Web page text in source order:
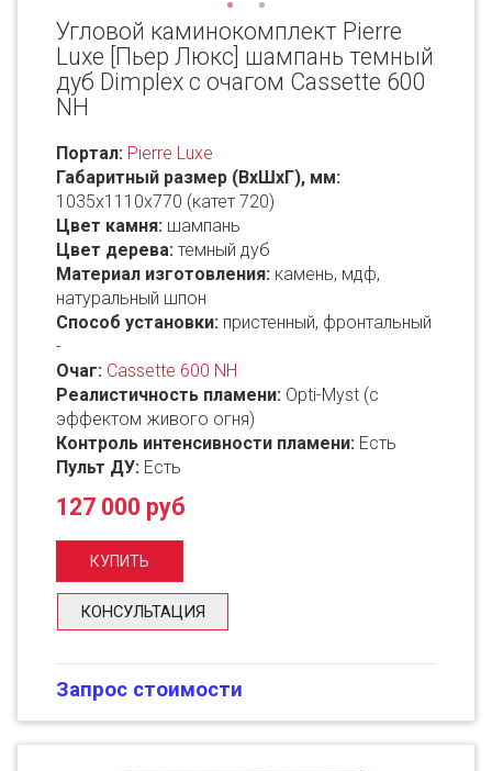
Угловой каминокомплект Pierre
Luxe [Пьер Люкс] шампань темный
дуб Dimplex с очагом Cassette 600
NH
Портал: Pierre Luxe
Габаритный размер (ВxШxГ), мм:
1035х1110x770 (катет 720)
Цвет камня: шампань
Цвет дерева: темный дуб
Материал изготовления: камень, мдф,
натуральный шпон
Способ установки: пристенный, фронтальный
-
Очаг: Cassette 600 NH
Реалистичность пламени: Opti-Myst (с
эффектом живого огня)
Контроль интенсивности пламени: Есть
Пульт ДУ: Есть
127 000 руб
КОНСУЛЬТАЦИЯ
Запрос стоимости